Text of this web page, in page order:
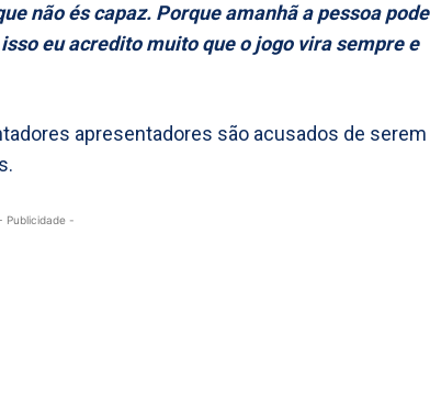
não és capaz. Porque amanhã a pessoa pode
eu acredito muito que o jogo vira sempre e
apresentadores são acusados de serem
Publicidade -